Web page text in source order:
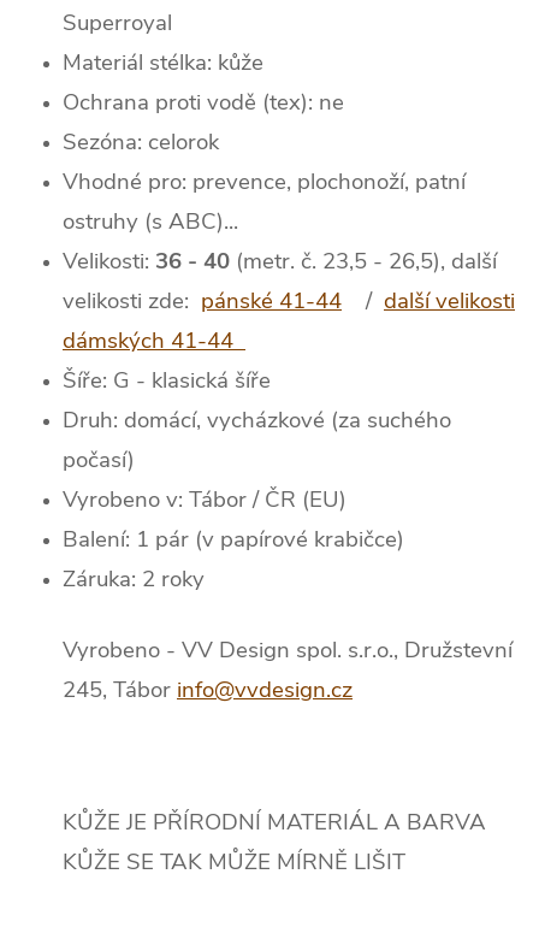
Superroyal
Materiál stélka: kůže
Ochrana proti vodě (tex): ne
Sezóna: celorok
Vhodné pro: prevence, plochonoží, patní
ostruhy (s ABC)...
Velikosti: 36 - 40 (metr. č. 23,5 - 26,5), další
velikosti zde: pánské 41-44 / další velikosti
dámských 41-44
Šíře: G - klasická šíře
Druh: domácí, vycházkové (za suchého
počasí)
Vyrobeno v: Tábor / ČR (EU)
Balení: 1 pár (v papírové krabičce)
Záruka: 2 roky
Vyrobeno - VV Design spol. s.r.o., Družstevní
245, Tábor info@vvdesign.cz
KŮŽE JE PŘÍRODNÍ MATERIÁL A BARVA
KŮŽE SE TAK MŮŽE MÍRNĚ LIŠIT